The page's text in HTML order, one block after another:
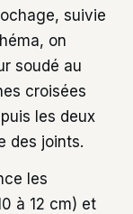
suivie
on
soudé au
croisées
les deux
des joints.
les
à 12 cm) et